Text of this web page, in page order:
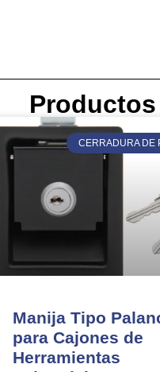
CERRADURA DE
Manija Tipo
para Cajones de
Herramientas